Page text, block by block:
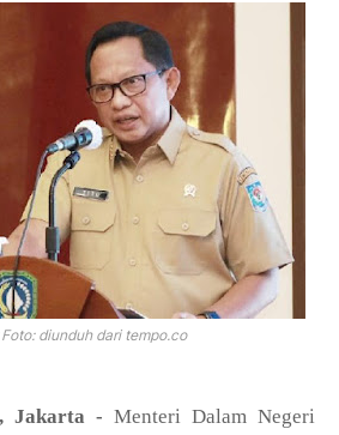
diunduh dari tempo.co
Jakarta - Menteri Dalam Negeri